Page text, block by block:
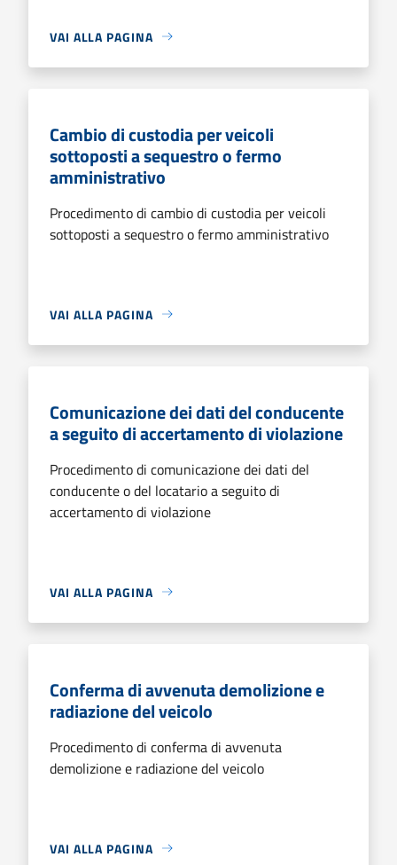
VAI ALLA PAGINA
Cambio di custodia per veicoli
sottoposti a sequestro o fermo
amministrativo
Procedimento di cambio di custodia per veicoli
sottoposti a sequestro o fermo amministrativo
VAI ALLA PAGINA
Comunicazione dei dati del conducente
a seguito di accertamento di violazione
Procedimento di comunicazione dei dati del
conducente o del locatario a seguito di
accertamento di violazione
VAI ALLA PAGINA
Conferma di avvenuta demolizione e
radiazione del veicolo
Procedimento di conferma di avvenuta
demolizione e radiazione del veicolo
VAI ALLA PAGINA